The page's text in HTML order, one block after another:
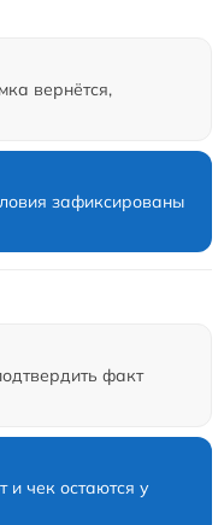
вернётся,
зафиксированы
факт
и чек остаются у